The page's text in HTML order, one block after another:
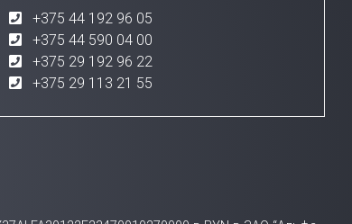
+375 44 192 96 05
+375 44 590 04 00
+375 29 192 96 22
+375 29 113 21 55